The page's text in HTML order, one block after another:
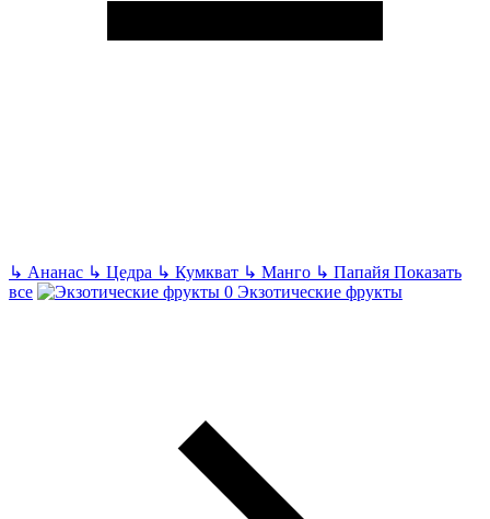
↳ Ананас ↳ Цедра ↳ Кумкват ↳ Манго ↳ Папайя Показать
все
Экзотические фрукты